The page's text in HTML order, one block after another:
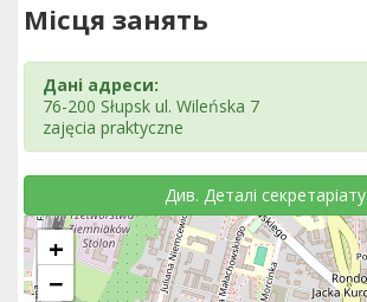
Місця занять
Дані адреси:
76-200 Słupsk ul. Wileńska 7
zajęcia praktyczne
Див. Деталі секретаріату
+
−